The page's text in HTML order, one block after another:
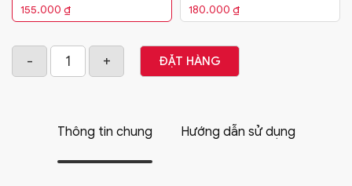
155.000 ₫ 180.000 ₫
ĐẶT HÀNG
Thông tin chung Hướng dẫn sử dụng